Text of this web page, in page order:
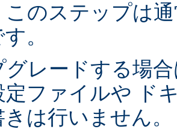
このステップは
。
グレードする場
定ファイルや ド
は行いません。